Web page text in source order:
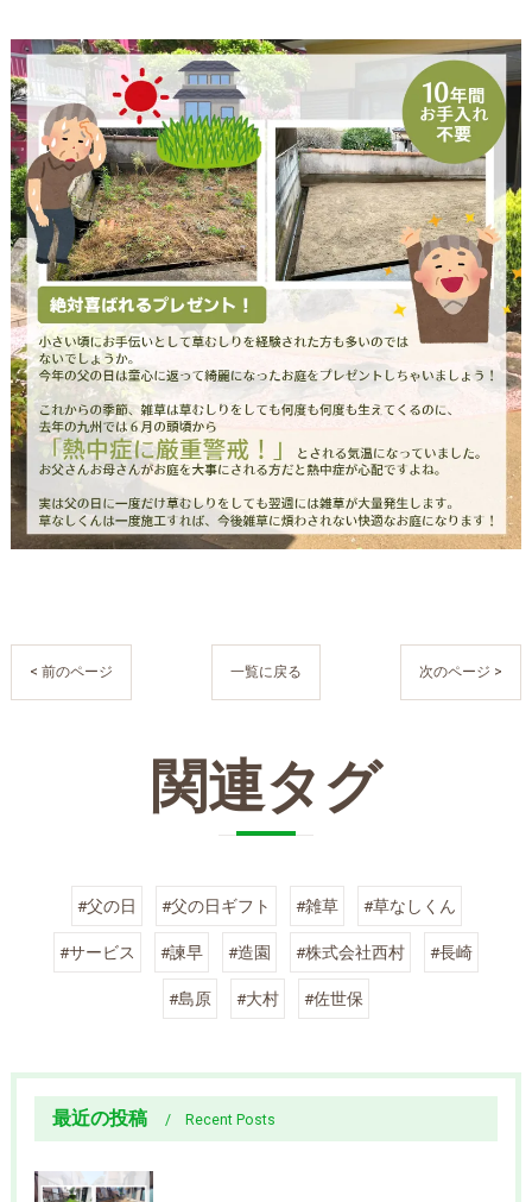
< 前のページ 一覧に戻る 次のページ >
関連タグ
#父の日 #父の日ギフト #雑草 #草なしくん
#サービス #諫早 #造園 #株式会社西村 #長崎
#島原 #大村 #佐世保
最近の投稿 Recent Posts